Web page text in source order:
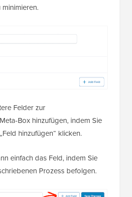
Felder zur
Box hinzufügen, indem Sie
hinzufügen“ klicken.
einfach das Feld, indem Sie
Prozess befolgen.